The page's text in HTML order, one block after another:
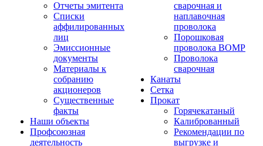
Отчеты эмитента
Списки
аффилированных
лиц
Эмиссионные
документы
Материалы к
собранию
акционеров
Существенные
факты
Наши объекты
Профсоюзная
деятельность
сварочная и
наплавочная
проволока
Порошковая
проволока ВОМР
Проволока
сварочная
Канаты
Сетка
Прокат
Горячекатаный
Калиброванный
Рекомендации по
выгрузке и